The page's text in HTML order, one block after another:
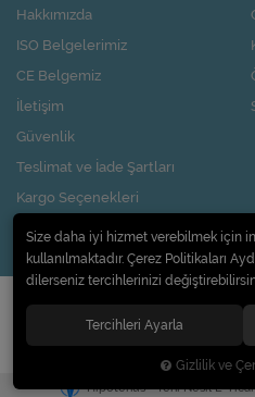
Hakkımızda
ISO Belgelerimiz
CE Belgemiz
İletişim
Güvenlik
Teslimat ve İade Şartları
Kargo Seçenekleri
Nasıl Kupon Kazanırım?
© 2020Pi Design İç ve Dış Ticaret
Hipotenüs Yeni Nesil E-
Size daha iyi hizmet verebilmek için
kullanılmaktadır. Çerez Politikaları
dilerseniz tercihlerinizi
Tercihleri Ayarla
Gizlilik ve